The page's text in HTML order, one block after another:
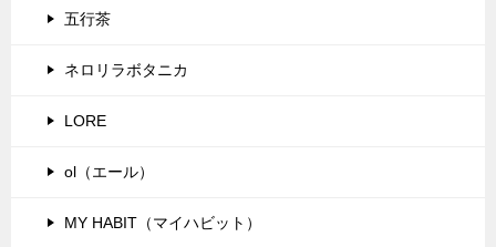
五行茶
ネロリラボタニカ
LORE
ol（エール）
MY HABIT（マイハビット）